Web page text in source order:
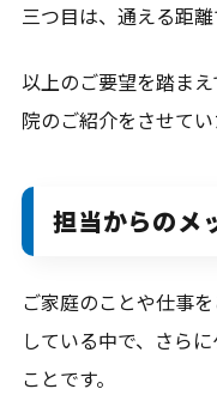
三つ目は、通える距
以上のご要望を踏ま
院のご紹介をさせて
担当からのメ
ご家庭のことや仕事
している中で、さら
ことです。